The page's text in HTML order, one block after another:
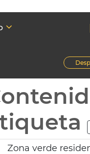
Zona verde